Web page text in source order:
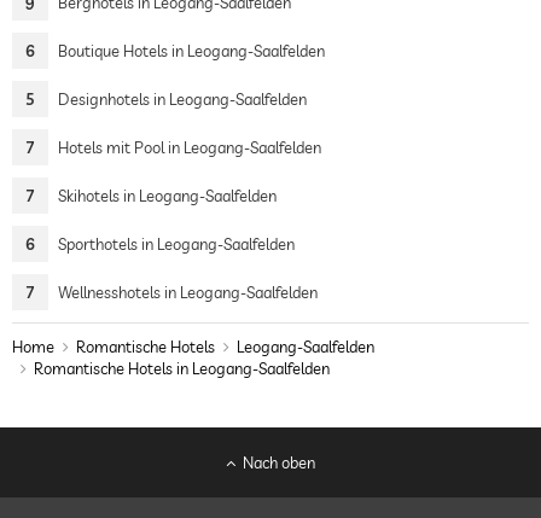
6 Boutique Hotels in Leogang-Saalfelden
5 Designhotels in Leogang-Saalfelden
7 Hotels mit Pool in Leogang-Saalfelden
7 Skihotels in Leogang-Saalfelden
6 Sporthotels in Leogang-Saalfelden
7 Wellnesshotels in Leogang-Saalfelden
Home Romantische Hotels
Leogang-Saalfelden
Romantische Hotels in Leogang-Saalfelden
Nach oben